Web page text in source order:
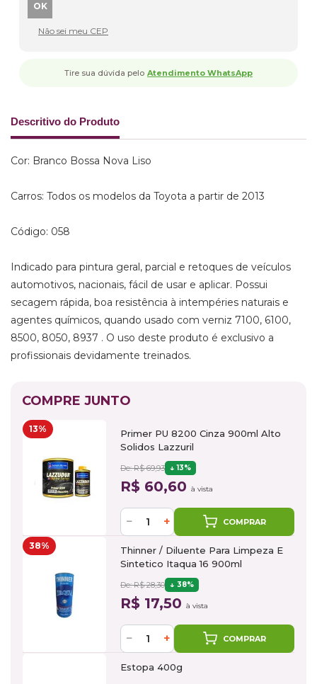
Não sei meu CEP
Tire sua dúvida pelo Atendimento WhatsApp
Descritivo do Produto
Cor: Branco Bossa Nova Liso
Carros: Todos os modelos da Toyota a partir de 2013
Código: 058
Indicado para pintura geral, parcial e retoques de veículos
automotivos, nacionais, fácil de usar e aplicar. Possui
secagem rápida, boa resistência à intempéries naturais e
agentes químicos, quando usado com verniz 7100, 6100,
8500, 8050, 8937 . O uso deste produto é exclusivo a
profissionais devidamente treinados.
COMPRE JUNTO
13%
Primer PU 8200 Cinza 900ml Alto
Solidos Lazzuril
De: R$ 69,93 13%
R$ 60,60 à vista
− + COMPRAR
38%
Thinner / Diluente Para Limpeza E
Sintetico Itaqua 16 900ml
De: R$ 28,30 38%
R$ 17,50 à vista
− + COMPRAR
Estopa 400g